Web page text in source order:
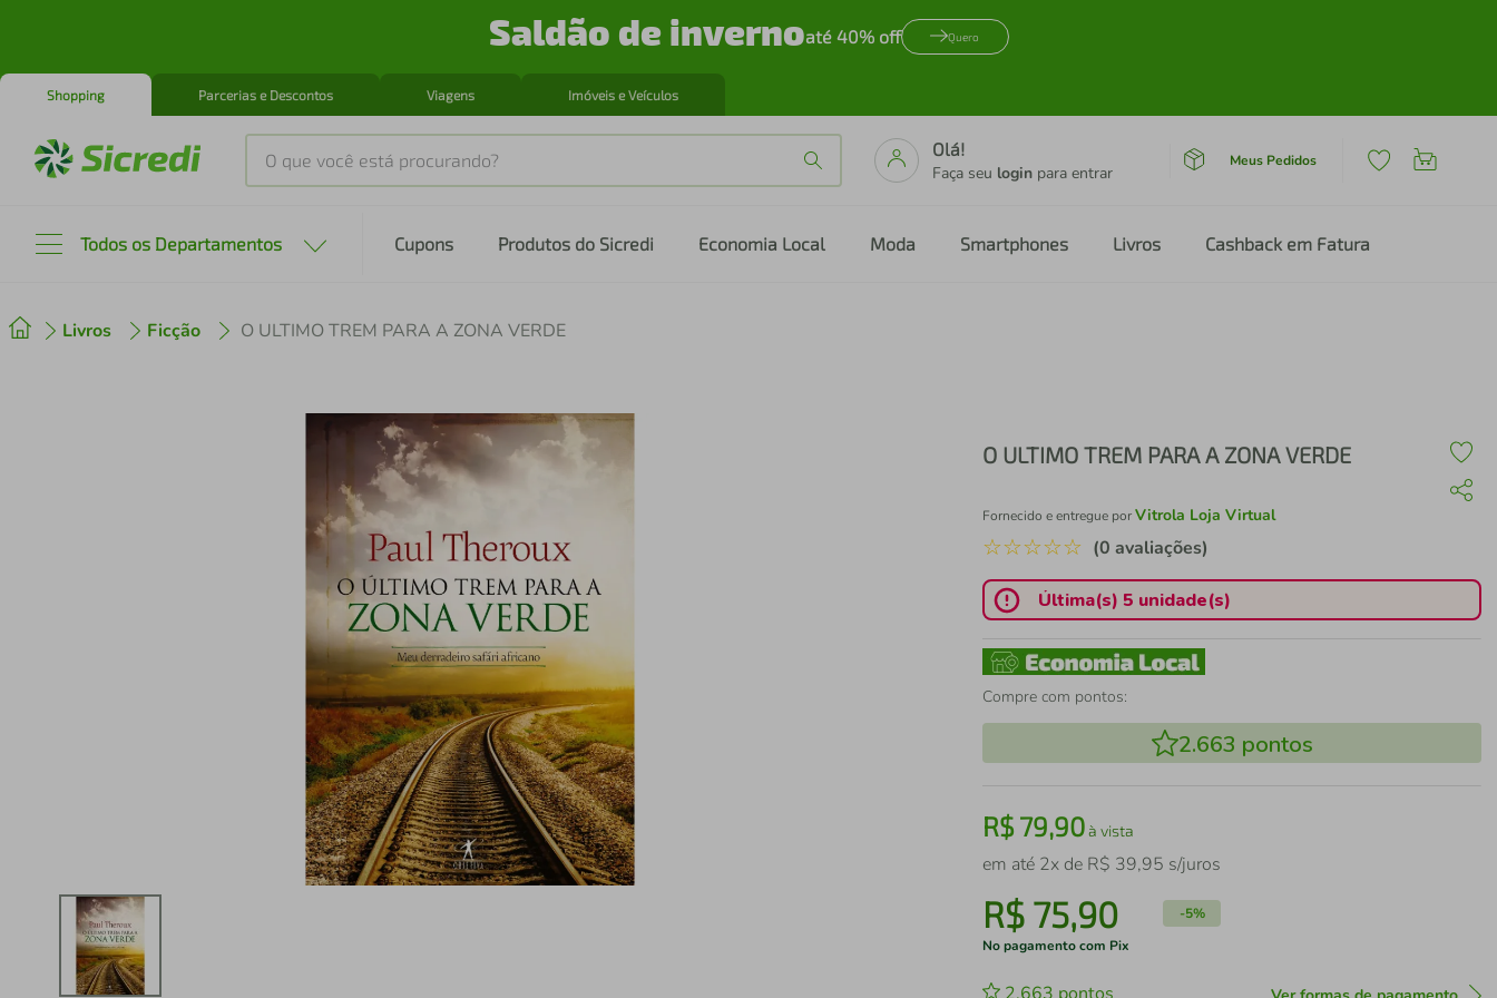
Saldão de invernoaté 40% off Quero
Shopping Parcerias e Descontos Viagens Imóveis e Veículos
O que você está procurando?
Olá!
Faça seu login para entrar
Meus Pedidos
Todos os Departamentos Cupons Produtos do Sicredi Economia Local Moda Smartphones Livros Cashback em Fatura
Livros Ficção O ULTIMO TREM PARA A ZONA VERDE
O ULTIMO TREM PARA A ZONA VERDE
Fornecido e entregue porVitrola Loja Virtual
☆☆☆☆☆ (0 avaliações)
Última(s) 5 unidade(s)
Compre com pontos:
2.663 pontos
R$79,90à vista
em até 2x de R$ 39,95 s/juros
R$ 75,90 -5%
No pagamento com Pix
2º cafeteira